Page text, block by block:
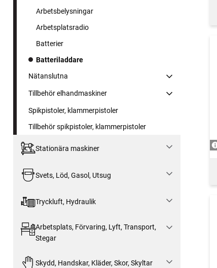
Arbetsbelysningar
Arbetsplatsradio
Batterier
Batteriladdare
Nätanslutna
Tillbehör elhandmaskiner
Spikpistoler, klammerpistoler
Tillbehör spikpistoler, klammerpistoler
Stationära maskiner
Svets, Löd, Gasol, Utsug
Tryckluft, Hydraulik
Arbetsplats, Förvaring, Lyft, Transport,
Stegar
Skydd, Handskar, Kläder, Skor, Skyltar